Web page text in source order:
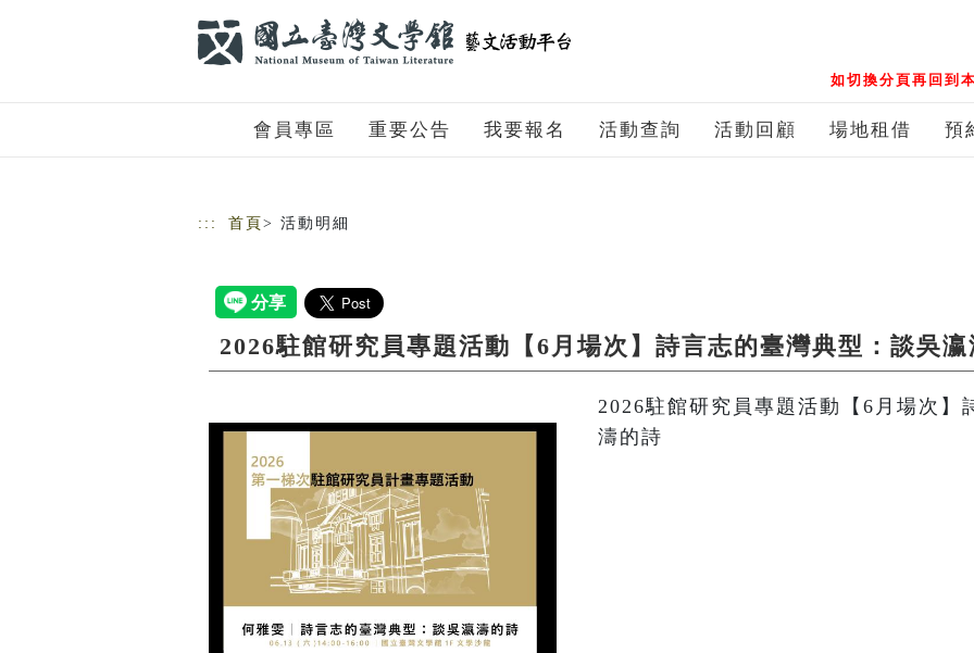
如切換分頁再回到
會員專區 重要公告 我要報名 活動查詢 活動回顧 場地租借 預
::: 首頁 > 活動明細
2026駐館研究員專題活動【6月場次】詩言志的臺灣典型：談吳
2026駐館研究員專題活動【6月場次】
濤的詩